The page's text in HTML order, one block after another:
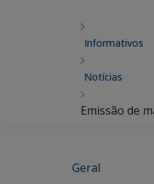
Informativos
Notícias
Emissão de
Geral